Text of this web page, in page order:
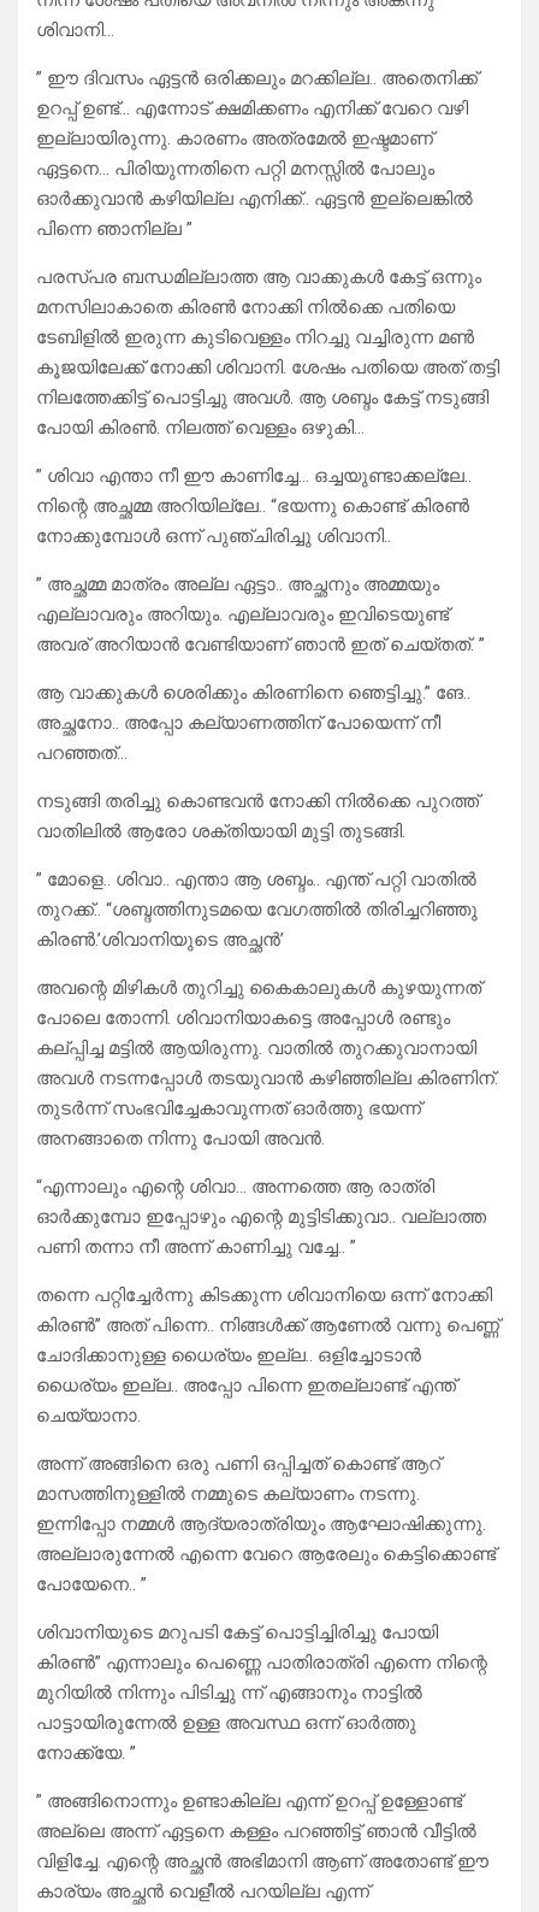
ശിവാനി…
” ഈ ദിവസം ഏട്ടൻ ഒരിക്കലും മറക്കില്ല.. അതെനിക്ക്
ഉറപ്പ് ഉണ്ട്… എന്നോട് ക്ഷമിക്കണം എനിക്ക് വേറെ വഴി
ഇല്ലായിരുന്നു. കാരണം അത്രമേൽ ഇഷ്ടമാണ്
ഏട്ടനെ… പിരിയുന്നതിനെ പറ്റി മനസ്സിൽ പോലും
ഓർക്കുവാൻ കഴിയില്ല എനിക്ക്.. ഏട്ടൻ ഇല്ലെങ്കിൽ
പിന്നെ ഞാനില്ല ”
പരസ്പര ബന്ധമില്ലാത്ത ആ വാക്കുകൾ കേട്ട് ഒന്നും
മനസിലാകാതെ കിരൺ നോക്കി നിൽക്കെ പതിയെ
ടേബിളിൽ ഇരുന്ന കുടിവെള്ളം നിറച്ചു വച്ചിരുന്ന മൺ
കൂജയിലേക്ക് നോക്കി ശിവാനി. ശേഷം പതിയെ അത് തട്ടി
നിലത്തേക്കിട്ട് പൊട്ടിച്ചു അവൾ. ആ ശബ്ദം കേട്ട് നടുങ്ങി
പോയി കിരൺ. നിലത്ത് വെള്ളം ഒഴുകി…
” ശിവാ എന്താ നീ ഈ കാണിച്ചേ… ഒച്ചയുണ്ടാക്കല്ലേ..
നിന്റെ അച്ഛമ്മ അറിയില്ലേ.. “ഭയന്നു കൊണ്ട് കിരൺ
നോക്കുമ്പോൾ ഒന്ന് പുഞ്ചിരിച്ചു ശിവാനി..
” അച്ഛമ്മ മാത്രം അല്ല ഏട്ടാ.. അച്ഛനും അമ്മയും
എല്ലാവരും അറിയും. എല്ലാവരും ഇവിടെയുണ്ട്
അവര് അറിയാൻ വേണ്ടിയാണ് ഞാൻ ഇത് ചെയ്തത്. ”
ആ വാക്കുകൾ ശെരിക്കും കിരണിനെ ഞെട്ടിച്ചു.” ങേ..
അച്ഛനോ.. അപ്പോ കല്യാണത്തിന് പോയെന്ന് നീ
പറഞ്ഞത്…
നടുങ്ങി തരിച്ചു കൊണ്ടവൻ നോക്കി നിൽക്കെ പുറത്ത്
വാതിലിൽ ആരോ ശക്തിയായി മുട്ടി തുടങ്ങി.
” മോളെ.. ശിവാ.. എന്താ ആ ശബ്ദം.. എന്ത് പറ്റി വാതിൽ
തുറക്ക്.. “ശബ്ദത്തിനുടമയെ വേഗത്തിൽ തിരിച്ചറിഞ്ഞു
കിരൺ.’ശിവാനിയുടെ അച്ഛൻ’
അവന്റെ മിഴികൾ തുറിച്ചു കൈകാലുകൾ കുഴയുന്നത്
പോലെ തോന്നി. ശിവാനിയാകട്ടെ അപ്പോൾ രണ്ടും
കല്പ്പിച്ച മട്ടിൽ ആയിരുന്നു. വാതിൽ തുറക്കുവാനായി
അവൾ നടന്നപ്പോൾ തടയുവാൻ കഴിഞ്ഞില്ല കിരണിന്.
തുടർന്ന് സംഭവിച്ചേകാവുന്നത് ഓർത്തു ഭയന്ന്
അനങ്ങാതെ നിന്നു പോയി അവൻ.
“എന്നാലും എന്റെ ശിവാ… അന്നത്തെ ആ രാത്രി
ഓർക്കുമ്പോ ഇപ്പോഴും എന്റെ മുട്ടിടിക്കുവാ.. വല്ലാത്ത
പണി തന്നാ നീ അന്ന് കാണിച്ചു വച്ചേ.. ”
തന്നെ പറ്റിച്ചേർന്നു കിടക്കുന്ന ശിവാനിയെ ഒന്ന് നോക്കി
കിരൺ” അത് പിന്നെ.. നിങ്ങൾക്ക് ആണേൽ വന്നു പെണ്ണ്
ചോദിക്കാനുള്ള ധൈര്യം ഇല്ല.. ഒളിച്ചോടാൻ
ധൈര്യം ഇല്ല.. അപ്പോ പിന്നെ ഇതല്ലാണ്ട് എന്ത്
ചെയ്യാനാ.
അന്ന് അങ്ങിനെ ഒരു പണി ഒപ്പിച്ചത് കൊണ്ട് ആറ്
മാസത്തിനുള്ളിൽ നമ്മുടെ കല്യാണം നടന്നു.
ഇന്നിപ്പോ നമ്മൾ ആദ്യരാത്രിയും ആഘോഷിക്കുന്നു.
അല്ലാരുന്നേൽ എന്നെ വേറെ ആരേലും കെട്ടിക്കൊണ്ട്
പോയേനെ.. ”
ശിവാനിയുടെ മറുപടി കേട്ട് പൊട്ടിച്ചിരിച്ചു പോയി
കിരൺ” എന്നാലും പെണ്ണെ പാതിരാത്രി എന്നെ നിന്റെ
മുറിയിൽ നിന്നും പിടിച്ചു ന്ന് എങ്ങാനും നാട്ടിൽ
പാട്ടായിരുന്നേൽ ഉള്ള അവസ്ഥ ഒന്ന് ഓർത്തു
നോക്ക്യേ. ”
” അങ്ങിനൊന്നും ഉണ്ടാകില്ല എന്ന് ഉറപ്പ് ഉള്ളോണ്ട്
അല്ലെ അന്ന് ഏട്ടനെ കള്ളം പറഞ്ഞിട്ട് ഞാൻ വീട്ടിൽ
വിളിച്ചേ. എന്റെ അച്ഛൻ അഭിമാനി ആണ് അതോണ്ട് ഈ
കാര്യം അച്ഛൻ വെളീൽ പറയില്ല എന്ന്